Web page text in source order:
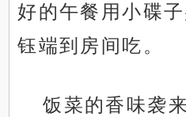
好的午餐用小碟
钰端到房间吃。
饭菜的香味袭